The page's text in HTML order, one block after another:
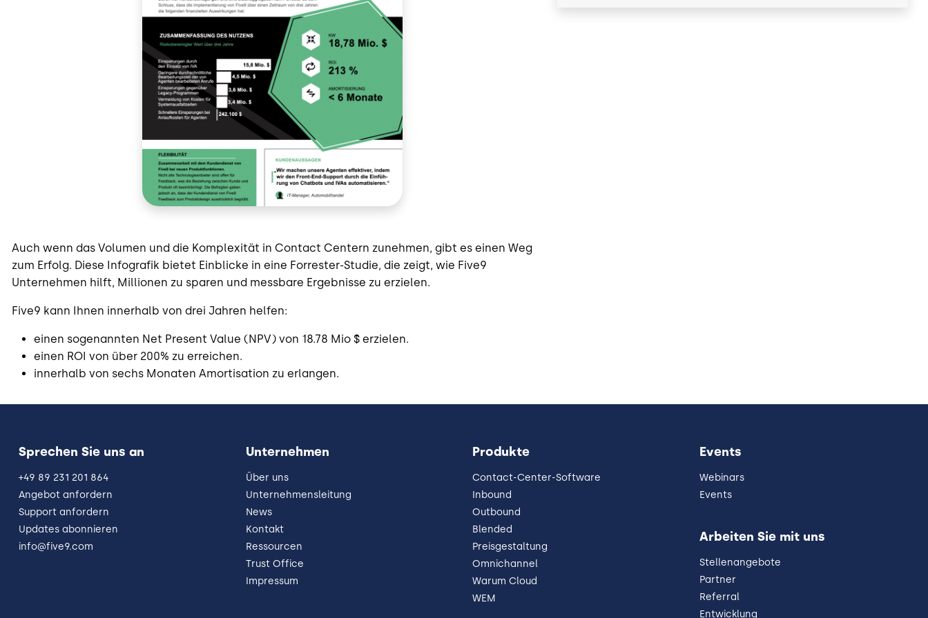
Auch wenn das Volumen und die Komplexität in Contact Centern zunehmen, gibt es einen Weg
zum Erfolg. Diese Infografik bietet Einblicke in eine Forrester-Studie, die zeigt, wie Five9
Unternehmen hilft, Millionen zu sparen und messbare Ergebnisse zu erzielen.
Five9 kann Ihnen innerhalb von drei Jahren helfen:
einen sogenannten Net Present Value (NPV) von 18.78 Mio $ erzielen.
einen ROI von über 200% zu erreichen.
innerhalb von sechs Monaten Amortisation zu erlangen.
Sprechen Sie uns an
+49 89 231 201 864
Angebot anfordern
Support anfordern
Updates abonnieren
info@five9.com
Unternehmen
Über uns
Unternehmensleitung
News
Kontakt
Ressourcen
Trust Office
Impressum
Produkte
Contact-Center-Software
Inbound
Outbound
Blended
Preisgestaltung
Omnichannel
Warum Cloud
WEM
Events
Webinars
Events
Arbeiten Sie mit uns
Stellenangebote
Partner
Referral
Entwicklung